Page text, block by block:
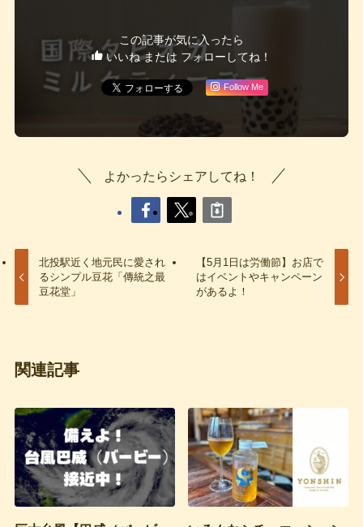
この記事が気に入ったら
いいね または フォローしてね！
Follow Me
よかったらシェアしてね！
北投駅近く地元民に愛され
るシンプル豆花「傳統之最
豆花堂」
【5月1日は労働節】お店で
はイベントやキャンペーン
があるよ！
関連記事